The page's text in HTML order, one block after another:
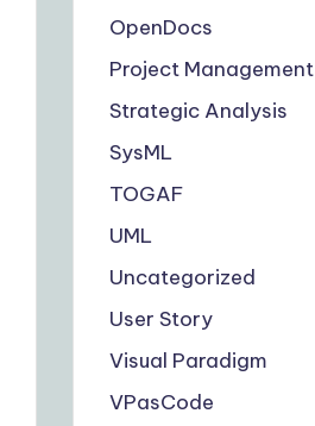
OpenDocs
Project Management
Strategic Analysis
SysML
TOGAF
UML
Uncategorized
User Story
Visual Paradigm
VPasCode